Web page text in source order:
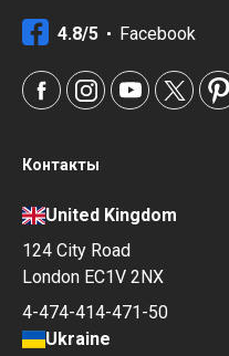
4.8/5 Facebook
Контакты
United Kingdom
124 City Road
London EC1V 2NX
4-474-414-471-50
Ukraine